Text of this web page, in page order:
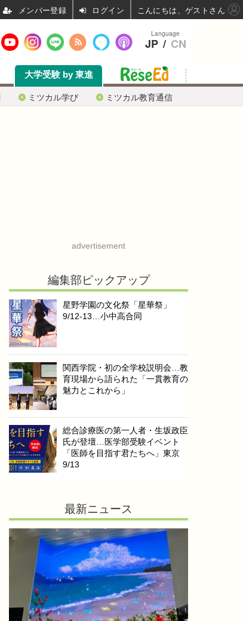
ミツカル学び ミツカル教育通信
大学受験 by 東進
advertisement
編集部ピックアップ
星野学園の文化祭「星華祭」
9/12-13…小中高合同
関西学院・初の全学校説明会…教
育現場から語られた「一貫教育の
魅力とこれから」
総合診療医の第一人者・生坂政臣
氏が登壇…医学部受験イベント
「医師を目指す君たちへ」東京
9/13
最新ニュース
Language
JP / CN
ログイン こんにちは、ゲストさん